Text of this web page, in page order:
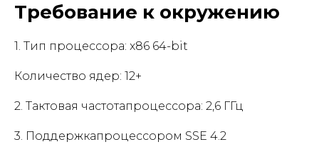
Требование к окружению
1. Тип процессора: x86 64-bit
Количество ядер: 12+
2. Тактовая частотапроцессора: 2,6 ГГц
3. Поддержкапроцессором SSE 4.2